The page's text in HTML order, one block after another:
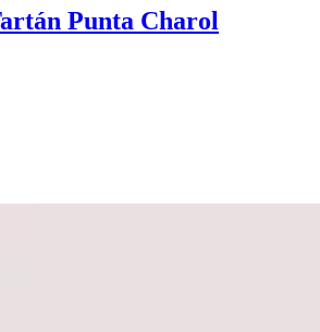
Punta Charol